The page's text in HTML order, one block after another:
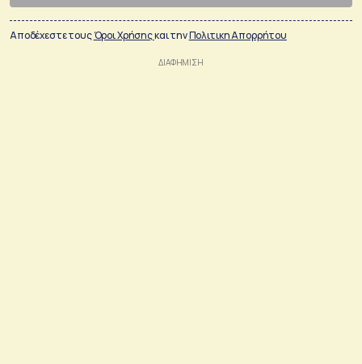
Αποδέχεστε τουςΌροι Χρήσηςκαι τηνΠολιτικη Απορρήτου